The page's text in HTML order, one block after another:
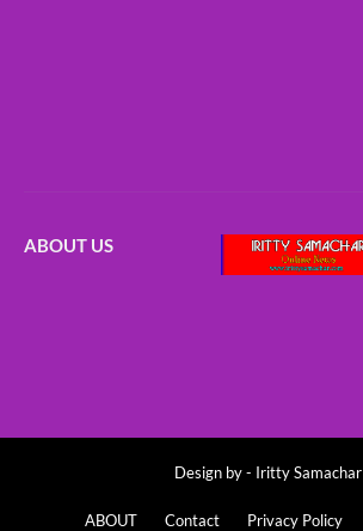
ABOUT US
Design by - Iritty Samachar
ABOUT Contact Privacy Policy